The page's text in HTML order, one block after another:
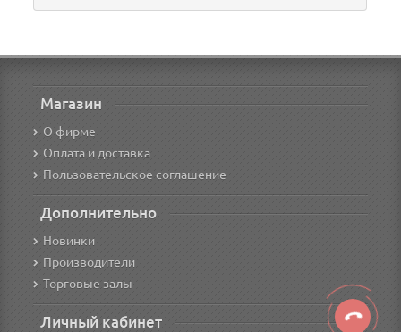
Магазин
О фирме
Оплата и доставка
Пользовательское соглашение
Дополнительно
Новинки
Производители
Торговые залы
Личный кабинет